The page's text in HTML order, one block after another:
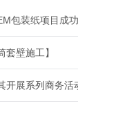
包装纸项目成功开机】
套壁施工】
开展系列商务活动】